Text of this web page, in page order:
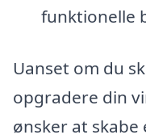
funktionelle
Uanset om du
opgradere din
ønsker at